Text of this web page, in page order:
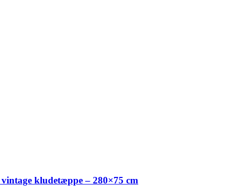
vintage kludetæppe – 280×75 cm